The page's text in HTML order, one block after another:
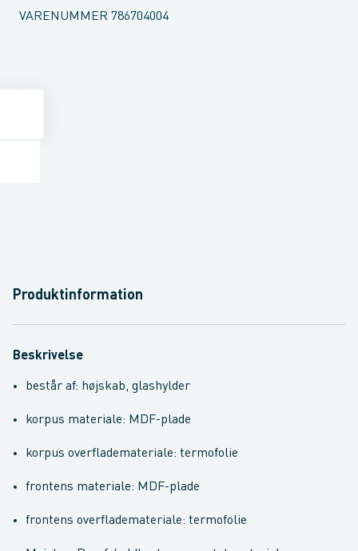
VARENUMMER 786704004
Produktinformation
Beskrivelse
består af: højskab, glashylder
korpus materiale: MDF-plade
korpus overflademateriale: termofolie
frontens materiale: MDF-plade
frontens overflademateriale: termofolie